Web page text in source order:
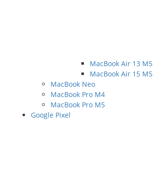
MacBook Air 13 M5
MacBook Air 15 M5
MacBook Neo
MacBook Pro M4
MacBook Pro M5
Google Pixel